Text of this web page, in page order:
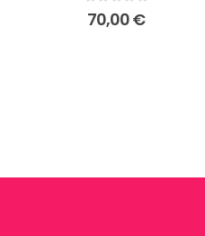
0sur 5
70,00€